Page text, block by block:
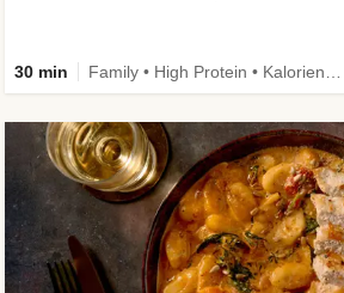
30 min